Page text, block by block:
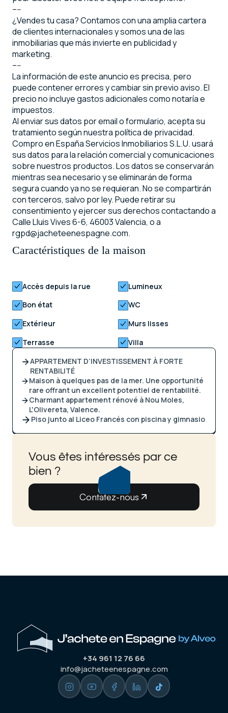
–--
¿Vendes tu casa? Contamos con una amplia cartera
de clientes internacionales y somos una de las
inmobiliarias que más invierte en publicidad y
marketing.
–--
La información de este anuncio es precisa, pero
puede contener errores y cambiar sin previo aviso. El
precio no incluye gastos adicionales como notaría e
impuestos.
Al enviar sus datos por email o formulario, acepta su
tratamiento según nuestra política de privacidad.
Compro en España Servicios Inmobiliarios S.L.U. usará
sus datos para la relación comercial y comunicaciones
sobre nuestros productos. Los datos se conservarán
mientras sea necesario y se eliminarán de forma
segura cuando ya no se requieran. No se compartirán
con terceros, salvo por ley. Puede retirar su
consentimiento y ejercer sus derechos contactando a
Calle Lluis Vives 6-6, 46003 Valencia, o a
rgpd@jacheteenespagne.com.
Caractéristiques de la maison
Accès depuis la rue
Lumineux
Bon état
WC
Extérieur
Murs lisses
Terrasse
Villa
APPARTEMENT D’INVESTISSEMENT À FORTE
RENTABILITÉ
Maison à quelques pas de la mer. Une opportunité
rare offrant un excellent potentiel de rentabilité.
Charmant appartement rénové à Nou Moles,
L'Olivereta, Valence.
Piso junto al Liceo Francés con piscina y gimnasio
Vous êtes intéressés par ce
bien ?
Contatez-nous
+34 961 12 76 66
info@jacheteenespagne.com